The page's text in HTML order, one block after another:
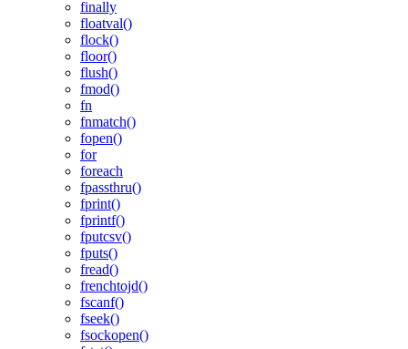
finally
floatval()
flock()
floor()
flush()
fmod()
fn
fnmatch()
fopen()
for
foreach
fpassthru()
fprint()
fprintf()
fputcsv()
fputs()
fread()
frenchtojd()
fscanf()
fseek()
fsockopen()